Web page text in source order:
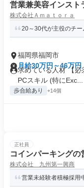
営業兼美容インスト
株式会社Ａｍａｔｏｒａ
20～30代が主役のチ
福岡県福岡市
月給30万円～46万円
求めている人材 【
PCスキル (特にExc...
歩合給あり +14個
正社員
コインパーキングの
株式会社 九州第一興商
営業未経験者積極採用